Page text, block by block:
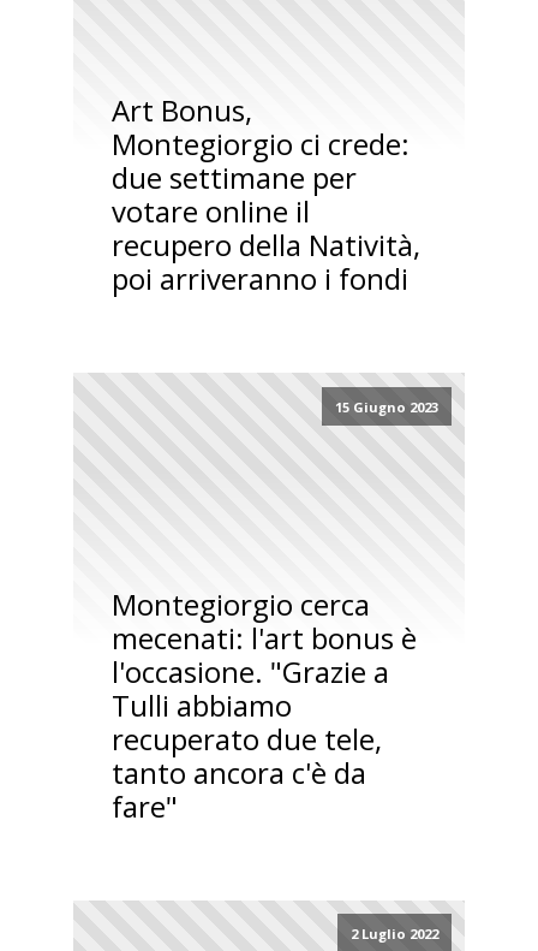
Art Bonus,
Montegiorgio ci crede:
due settimane per
votare online il
recupero della Natività,
poi arriveranno i fondi
15 Giugno 2023
Montegiorgio cerca
mecenati: l'art bonus è
l'occasione. "Grazie a
Tulli abbiamo
recuperato due tele,
tanto ancora c'è da
fare"
2 Luglio 2022